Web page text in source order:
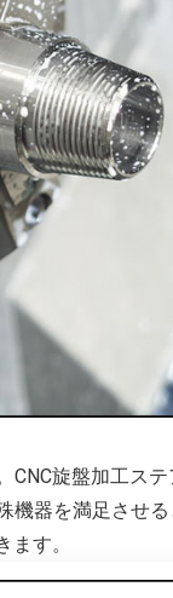
旋盤加工ス
器を満足させ
す。